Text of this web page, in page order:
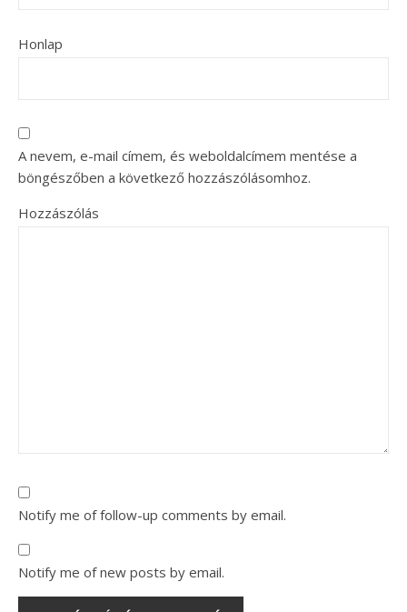
Honlap
A nevem, e-mail címem, és weboldalcímem mentése a
böngészőben a következő hozzászólásomhoz.
Hozzászólás
Notify me of follow-up comments by email.
Notify me of new posts by email.